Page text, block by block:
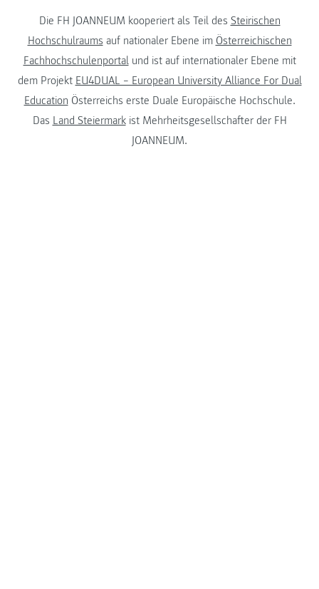
Die FH JOANNEUM kooperiert als Teil des Steirischen
Hochschulraums auf nationaler Ebene im Österreichischen
Fachhochschulenportalund ist auf internationaler Ebene mit
dem Projekt EU4DUAL – European University Alliance For Dual
Education Österreichs erste Duale Europäische Hochschule.
Das Land Steiermarkist Mehrheitsgesellschafter der FH
JOANNEUM.